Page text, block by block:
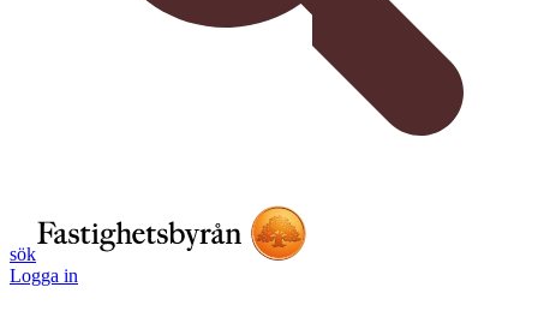
sök
Logga in